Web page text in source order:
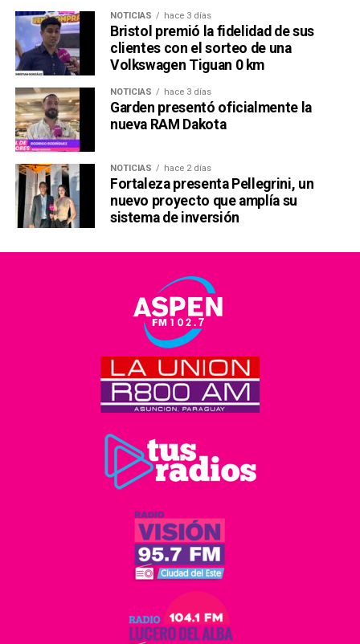
NOTICIAS hace 3 días
Bristol premió la fidelidad de sus
clientes con el sorteo de una
Volkswagen Tiguan 0 km
NOTICIAS hace 3 días
Garden presentó oficialmente la
nueva RAM Dakota
NOTICIAS hace 2 días
Fortaleza presenta Pellegrini, un
nuevo proyecto que amplía su
sistema de inversión